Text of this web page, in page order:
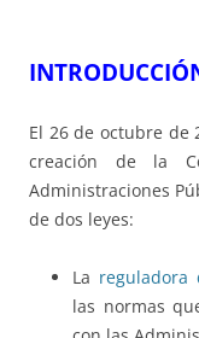
El 26 de octubre de
creación de la
Administraciones
de dos leyes:
La reguladora
las normas